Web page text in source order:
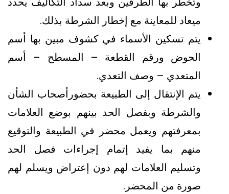
ميعاد للمعاينة مع إخطار الشرطة بذلك.
يتم تسكين الأسماء في كشوف مبين بها أسم
الحوض ورقم القطعة – المسطح – أسم
المتعدي – وصف التعدي.
يتم الإنتقال إلى الطبيعة بحضورأصحاب الشأن
والشرطة وبفصل الحد بينهم بوضع العلامات
بمعرفتهم ويعمل محضر في الطبيعة والتوقيع
منهم بما يفيد إتمام إجراءات فصل الحد
وتسليم العلامات لهم دون إعتراض ويسلم لهم
صورة من المحضر.